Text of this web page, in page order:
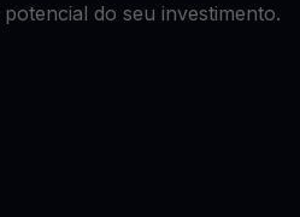
do seu investimento.